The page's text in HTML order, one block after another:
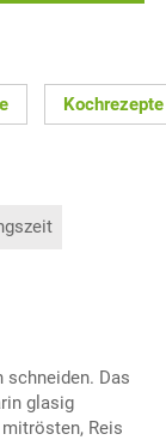
Kochrezepte
schneiden. Das
glasig
Reis